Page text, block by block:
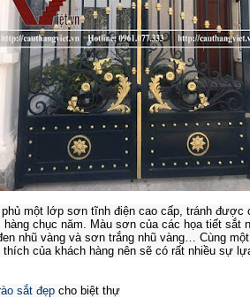
một lớp sơn tĩnh điện cao cấp, tránh
chục năm. Màu sơn của các họa tiết sắt
nhũ vàng và sơn trắng nhũ vàng… Cùng
của khách hàng nên sẽ có rất nhiều sự
sắt đẹp cho biệt thự